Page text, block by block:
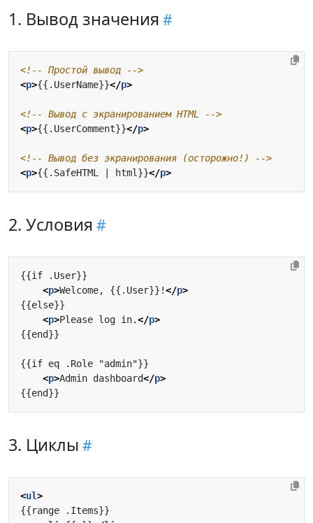
1. Вывод значения
<!-- Простой вывод -->
<p>{{.UserName}}</p>
<!-- Вывод с экранированием HTML -->
<p>{{.UserComment}}</p>
<!-- Вывод без экранирования (осторожно!) -->
<p>{{.SafeHTML | html}}</p>
2. Условия
<p>Welcome, {{.User}}!</p>
<p>Please log in.</p>
<p>Admin dashboard</p>
3. Циклы
<ul>